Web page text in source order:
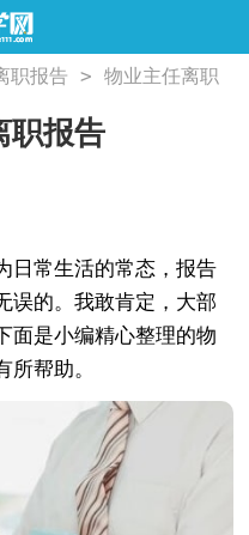
职报告 >
物业主任离职
职报告
常生活的常态，报告
误的。我敢肯定，大部
面是小编精心整理的物
帮助。